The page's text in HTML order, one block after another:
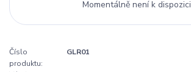
Momentálně není k dispozici
Číslo
produktu:
GLR01